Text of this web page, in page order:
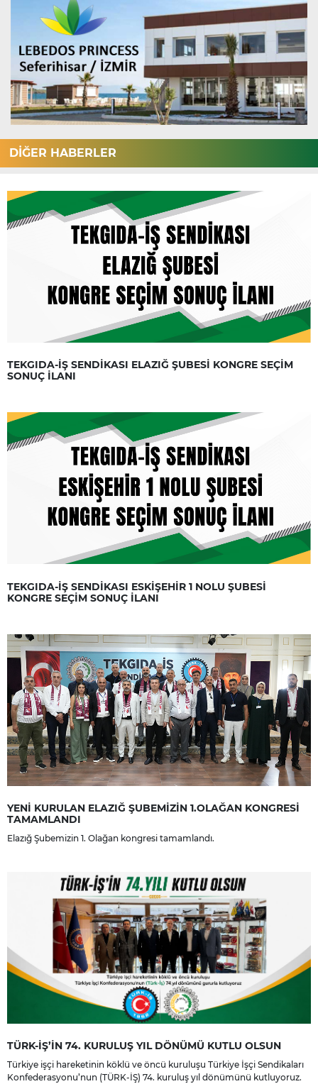
DİĞER HABERLER
TEKGIDA-İŞ SENDİKASI ELAZIĞ ŞUBESİ KONGRE SEÇİM
SONUÇ İLANI
TEKGIDA-İŞ SENDİKASI ESKİŞEHİR 1 NOLU ŞUBESİ
KONGRE SEÇİM SONUÇ İLANI
YENİ KURULAN ELAZIĞ ŞUBEMİZİN 1.OLAĞAN KONGRESİ
TAMAMLANDI
Elazığ Şubemizin 1. Olağan kongresi tamamlandı.
TÜRK-İŞ’İN 74. KURULUŞ YIL DÖNÜMÜ KUTLU OLSUN
Türkiye işçi hareketinin köklü ve öncü kuruluşu Türkiye İşçi Sendikaları
Konfederasyonu’nun (TÜRK-İŞ) 74. kuruluş yıl dönümünü kutluyoruz.